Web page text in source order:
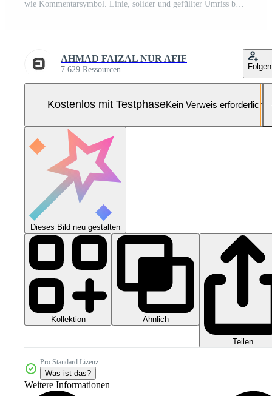
AHMAD FAIZAL NUR AFIF
7.629 Ressourcen Folgen
Kostenlos mit TestphaseKein Verweis erforderlich
Dieses Bild neu gestalten
Kollektion Ähnlich
Teilen
Pro Standard Lizenz
Was ist das?
Weitere Informationen